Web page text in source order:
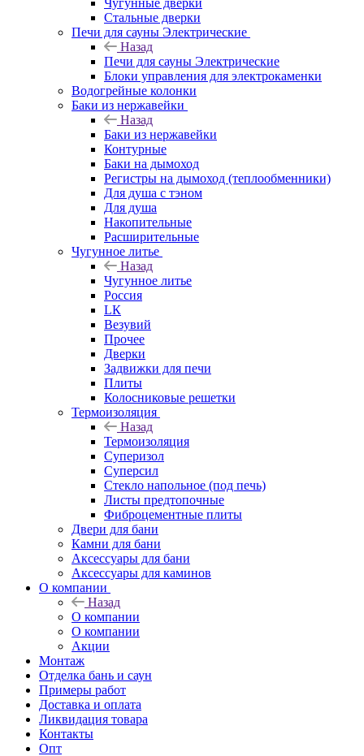
Чугунные дверки
Стальные дверки
Печи для сауны Электрические
Назад
Печи для сауны Электрические
Блоки управления для электрокаменки
Водогрейные колонки
Баки из нержавейки
Назад
Баки из нержавейки
Контурные
Баки на дымоход
Регистры на дымоход (теплообменники)
Для душа с тэном
Для душа
Накопительные
Расширительные
Чугунное литье
Назад
Чугунное литье
Россия
LК
Везувий
Прочее
Дверки
Задвижки для печи
Плиты
Колосниковые решетки
Термоизоляция
Назад
Термоизоляция
Суперизол
Суперсил
Стекло напольное (под печь)
Листы предтопочные
Фиброцементные плиты
Двери для бани
Камни для бани
Аксессуары для бани
Аксессуары для каминов
О компании
Назад
О компании
О компании
Акции
Монтаж
Отделка бань и саун
Примеры работ
Доставка и оплата
Ликвидация товара
Контакты
Опт